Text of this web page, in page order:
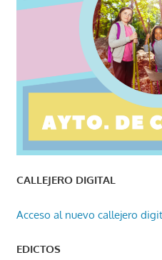
CALLEJERO DIGITAL
Acceso al nuevo callejero
EDICTOS